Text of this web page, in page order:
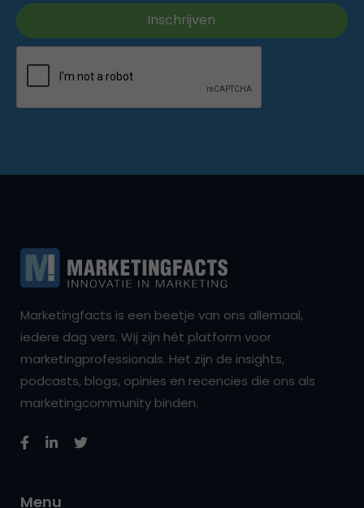
Marketingfacts is een beetje van ons allemaal,
iedere dag vers. Wij zijn hét platform voor
marketingprofessionals. Het zijn de insights,
podcasts, blogs, opinies en recencies die ons als
marketingcommunity binden.
Menu